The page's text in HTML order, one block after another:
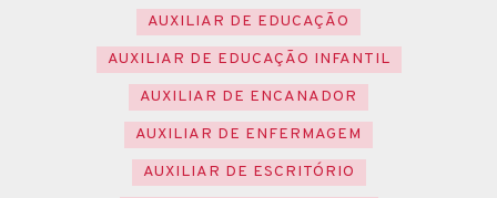
AUXILIAR DE EDUCAÇÃO
AUXILIAR DE EDUCAÇÃO INFANTIL
AUXILIAR DE ENCANADOR
AUXILIAR DE ENFERMAGEM
AUXILIAR DE ESCRITÓRIO